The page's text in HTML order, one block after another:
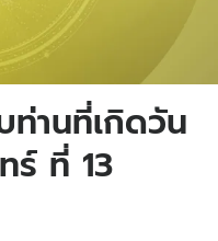
ท่านที่เกิดวัน
ร์ ที่ 13